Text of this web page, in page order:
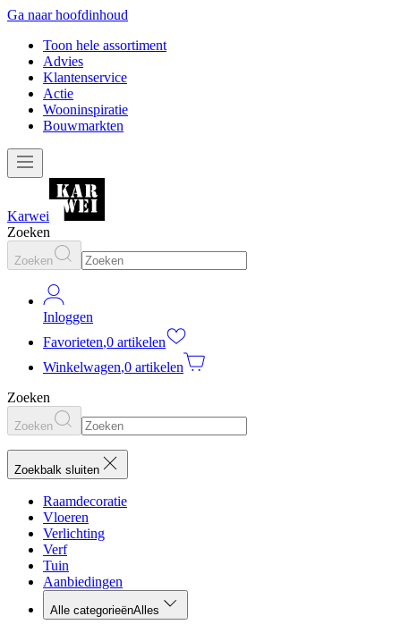
Ga naar hoofdinhoud
Toon hele assortiment
Advies
Klantenservice
Actie
Wooninspiratie
Bouwmarkten
Karwei
Zoeken
Zoeken
Inloggen
Favorieten,0 artikelen
Winkelwagen,0 artikelen
Zoeken
Zoeken
Zoekbalk sluiten
Raamdecoratie
Vloeren
Verlichting
Verf
Tuin
Aanbiedingen
Alle categorieënAlles